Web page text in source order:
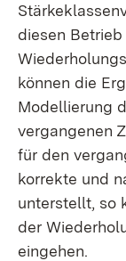
diesen
können die
Modellierung
vergangenen
für den
korrekte und
unterstellt, so
der
eingehen.